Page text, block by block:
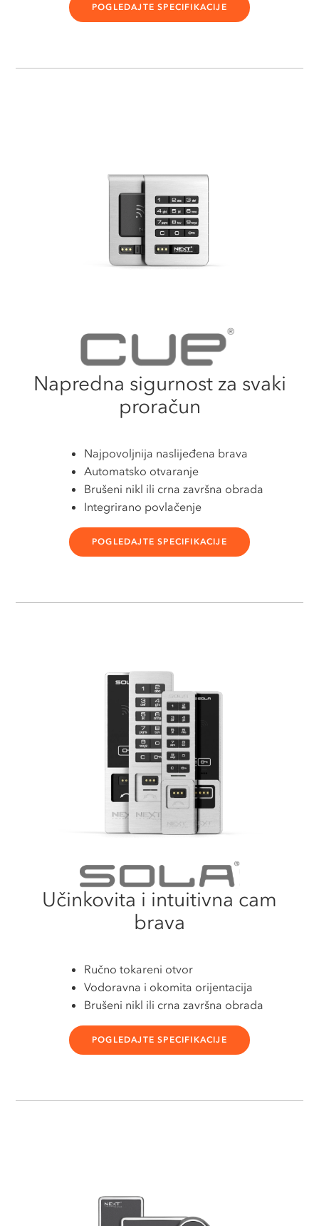
POGLEDAJTE SPECIFIKACIJE
Napredna sigurnost za svaki
proračun
Najpovoljnija naslijeđena brava
Automatsko otvaranje
Brušeni nikl ili crna završna obrada
Integrirano povlačenje
POGLEDAJTE SPECIFIKACIJE
Učinkovita i intuitivna cam
brava
Ručno tokareni otvor
Vodoravna i okomita orijentacija
Brušeni nikl ili crna završna obrada
POGLEDAJTE SPECIFIKACIJE